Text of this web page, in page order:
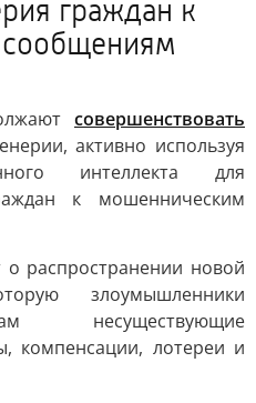
граждан к
совершенствовать
активно используя
интеллекта для
к мошенническим
распространении новой
злоумышленники
несуществующие
компенсации, лотереи и